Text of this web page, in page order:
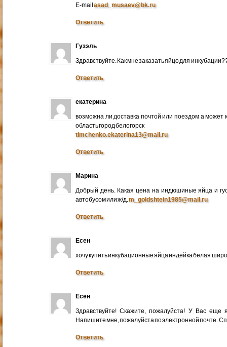
E-mailasad_musaev@bk.ru
Ответить
Гузэль
Здравствуйте. Как мне заказать яйцо для
Ответить
екатерина
возможна ли доставка почтой или поездом а
область город белогорск
timchenko.ekaterina13@mail.ru
Ответить
Марина
Добрый день. Какая цена на индюшиные яйца и
автобусом или ж/д.m_goldshtein1985@mail.ru
Ответить
Есен
хочу купить инкубационные яйца индейка белая
Ответить
Есен
Здравствуйте! Скажите, пожалуйста! У Вас еще
Напишите мне, пожалуйста по электронной почте.
Ответить